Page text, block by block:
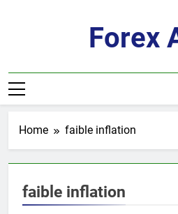
Forex
Home faible inflation
faible inflation